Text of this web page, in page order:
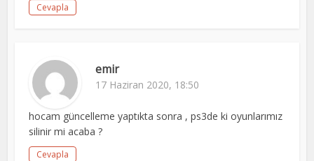
Cevapla
emir
17 Haziran 2020, 18:50
hocam güncelleme yaptıkta sonra , ps3de ki oyunlarımız
silinir mi acaba ?
Cevapla